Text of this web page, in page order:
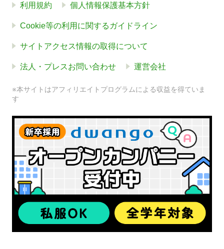
利用規約 個人情報保護基本方針
Cookie等の利用に関するガイドライン
サイトアクセス情報の取得について
法人・プレスお問い合わせ 運営会社
※本サイトはアフィリエイトプログラムによる収益を得ていま
す